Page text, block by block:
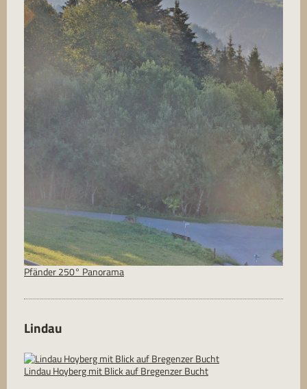
Pfänder 250° Panorama
Lindau
Lindau Hoyberg mit Blick auf Bregenzer Bucht